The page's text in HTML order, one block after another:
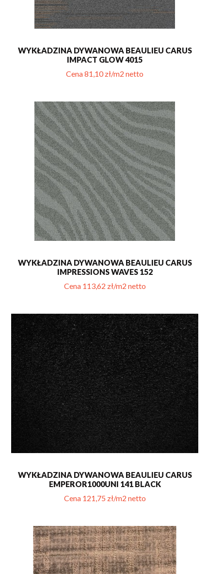
WYKŁADZINA DYWANOWA BEAULIEU CARUS
IMPACT GLOW 4015
Cena 81,10 zł/m2 netto
WYKŁADZINA DYWANOWA BEAULIEU CARUS
IMPRESSIONS WAVES 152
Cena 113,62 zł/m2 netto
WYKŁADZINA DYWANOWA BEAULIEU CARUS
EMPEROR1000UNI 141 BLACK
Cena 121,75 zł/m2 netto